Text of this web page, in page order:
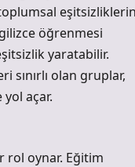
öğrenmesi
yaratabilir.
sınırlı olan gruplar,
açar.
rol oynar. Eğitim